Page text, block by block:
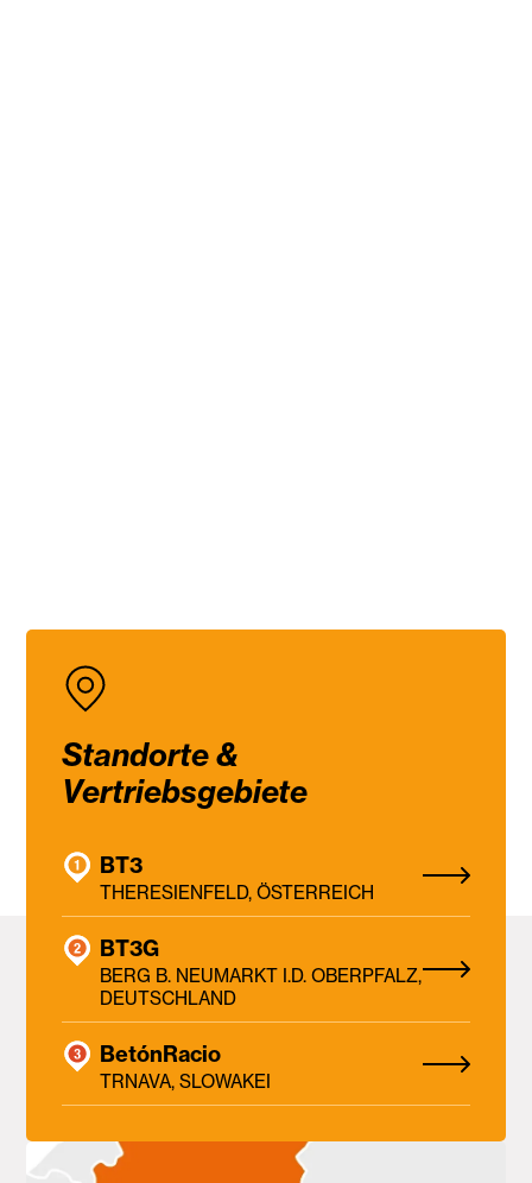
Standorte &
Vertriebsgebiete
BT3
THERESIENFELD, ÖSTERREICH
BT3G
BERG B. NEUMARKT I.D. OBERPFALZ,
DEUTSCHLAND
BetónRacio
TRNAVA, SLOWAKEI